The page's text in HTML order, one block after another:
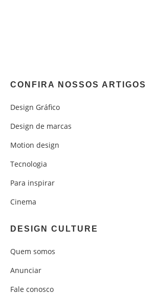
CONFIRA NOSSOS ARTIGOS
Design Gráfico
Design de marcas
Motion design
Tecnologia
Para inspirar
Cinema
DESIGN CULTURE
Quem somos
Anunciar
Fale conosco